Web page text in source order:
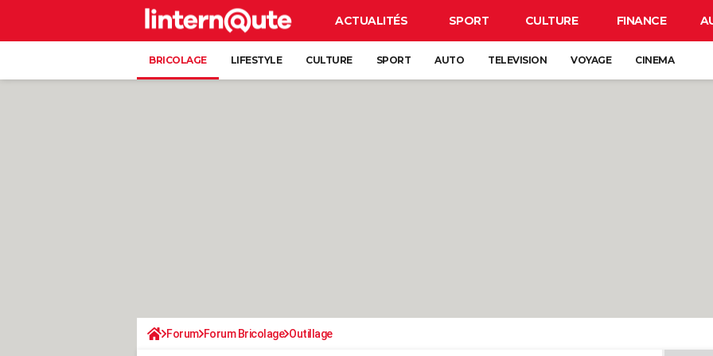
ACTUALITÉS SPORT CULTURE FINANCE
BRICOLAGE LIFESTYLE CULTURE SPORT AUTO TELEVISION VOYAGE CINEMA
Forum Forum Bricolage Outillage